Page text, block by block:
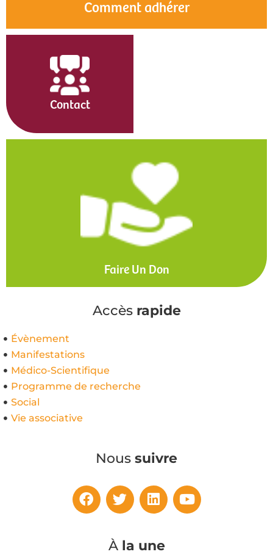
Comment adhérer
Contact
Faire Un Don
Accès rapide
Évènement
Manifestations
Médico-Scientifique
Programme de recherche
Social
Vie associative
Nous suivre
À la une